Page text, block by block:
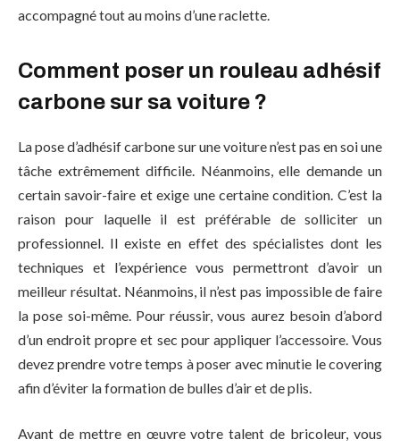
accompagné tout au moins d’une raclette.
Comment poser un rouleau adhésif
carbone sur sa voiture ?
La pose d’adhésif carbone sur une voiture n’est pas en soi une
tâche extrêmement difficile. Néanmoins, elle demande un
certain savoir-faire et exige une certaine condition. C’est la
raison pour laquelle il est préférable de solliciter un
professionnel. Il existe en effet des spécialistes dont les
techniques et l’expérience vous permettront d’avoir un
meilleur résultat. Néanmoins, il n’est pas impossible de faire
la pose soi-même. Pour réussir, vous aurez besoin d’abord
d’un endroit propre et sec pour appliquer l’accessoire. Vous
devez prendre votre temps à poser avec minutie le covering
afin d’éviter la formation de bulles d’air et de plis.
Avant de mettre en œuvre votre talent de bricoleur, vous